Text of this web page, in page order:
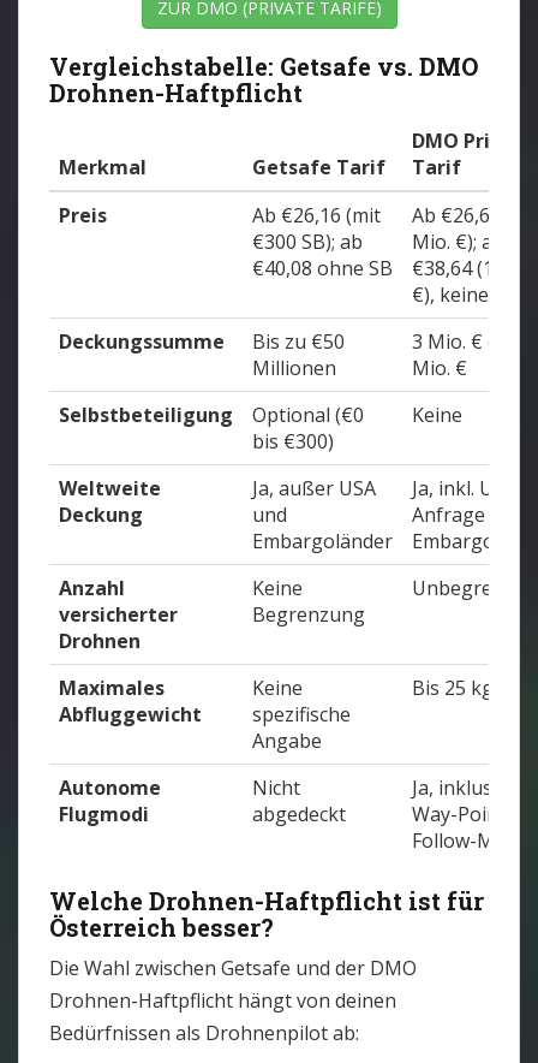
ZUR DMO (PRIVATE TARIFE)
Vergleichstabelle: Getsafe vs. DMO
Drohnen-Haftpflicht
Merkmal Getsafe Tarif
DMO Privat-
Tarif
Preis
Ab €26,16 (mit
€300 SB); ab
€40,08 ohne SB
Ab €26,64 (3
Mio. €); ab
€38,64 (10
€), keine SB
Deckungssumme
Bis zu €50
Millionen
3 Mio. € oder
Mio. €
Selbstbeteiligung
Optional (€0
bis €300)
Keine
Weltweite
Deckung
Ja, außer USA
und
Embargoländer
Ja, inkl. USA
Anfrage
Anzahl
versicherter
Drohnen
Keine
Begrenzung
Unbegrenzt
Maximales
Abfluggewicht
Keine
spezifische
Angabe
Bis 25 kg
Autonome
Flugmodi
Nicht
abgedeckt
Ja, inklusive
Way-Point,
Follow-Me
Welche Drohnen-Haftpflicht ist für
Österreich besser?
Die Wahl zwischen Getsafe und der DMO
Drohnen-Haftpflicht hängt von deinen
Bedürfnissen als Drohnenpilot ab: